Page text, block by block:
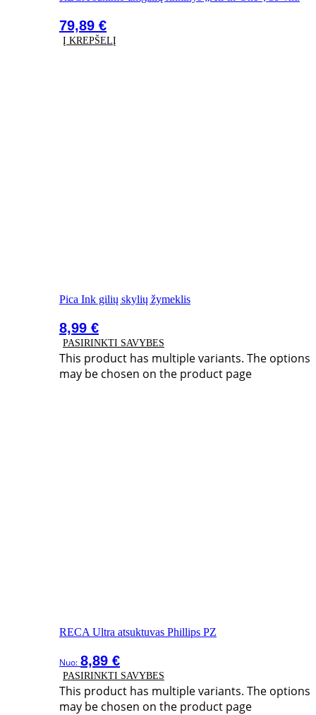
79,89 €
Į KREPŠELĮ
Pica Ink gilių skylių žymeklis
8,99 €
PASIRINKTI SAVYBES
This product has multiple variants. The options
may be chosen on the product page
RECA Ultra atsuktuvas Phillips PZ
Nuo: 8,89 €
PASIRINKTI SAVYBES
This product has multiple variants. The options
may be chosen on the product page